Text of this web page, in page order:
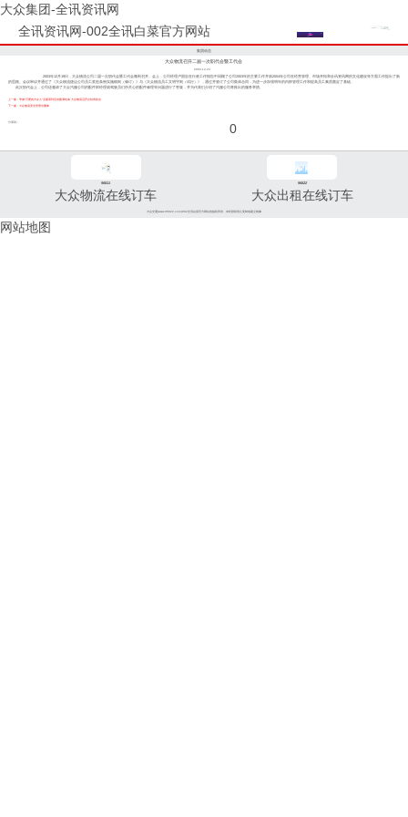
大众集团-全讯资讯网
全讯资讯网-002全讯白菜官方网站
集团动态
大众物流召开二届一次职代会暨工代会
2003-12-23
2003年12月19日，大众物流公司二届一次职代会暨工代会顺利召开。会上，公司经理卢国忠在行政工作报告中回顾了公司2003年的主要工作并就2004年公司在经营管理、市场开拓和全讯资讯网的文化建设等方面工作提出了新
的思路。会议审议并通过了《大众物流捷运公司员工奖惩条例实施细则（修订）》与《大众物流员工文明守则（试行）》，通过并签订了公司集体合同，为进一步加强明年的内部管理工作和提高员工素质奠定了基础。
此次职代会上，公司还邀请了大众汽服公司的配件部经理就驾驶员们所关心的配件修理等问题进行了答疑，并为代表们介绍了汽服公司将推出的服务举措。
上一篇：争做“可爱的大众人”主题系列活动圆满结束 大众物流召开总结表彰会
下一篇：大众物流安全管理出重拳
分享到： 0
96811
大众物流在线订车
96822
大众出租在线订车
大众交通(www.96822.com)002全讯白菜官方网站的版权所有，未经授权禁止复制或建立镜像
网站地图